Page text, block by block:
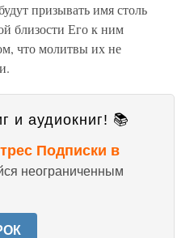
призывать имя столь
близости Его к ним
что молитвы их не
и аудиокниг! 📚
Подписки в
неограниченным